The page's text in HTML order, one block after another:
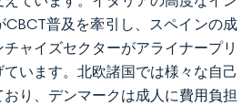
CBCT普及を牽引し、スペインの成
ャイズセクターがアライナープリ
います。北欧諸国では様々な自己
り、デンマークは成人に費用負担